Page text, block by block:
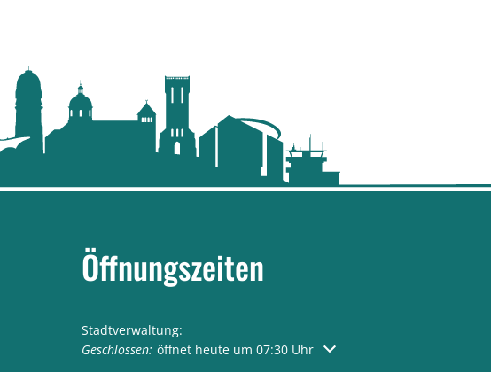
Öffnungszeiten
Stadtverwaltung:
Klicken, um weitere Öffnungs- oder Schließzeiten auszublenden
Geschlossen: öffnet heute um 07:30 Uhr